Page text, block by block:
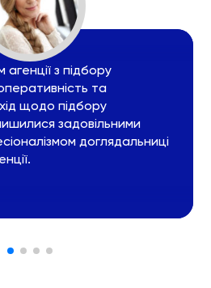
з підбору
та
щодо підбору
задовільними
доглядальниці